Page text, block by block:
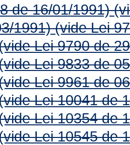
de 16/01/1991)
1991)(vide Lei
Lei 9790 de
Lei 9833 de
Lei 9961 de
Lei 10041 de
Lei 10354 de
Lei 10545 de